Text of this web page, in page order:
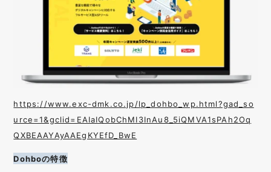
https://www.exc-dmk.co.jp/lp_dohbo_wp.html?gad_so
urce=1&gclid=EAIaIQobChMI3InAu8_5iQMVA1sPAh2Oq
QXBEAAYAyAAEgKYEfD_BwE
Dohboの特徴